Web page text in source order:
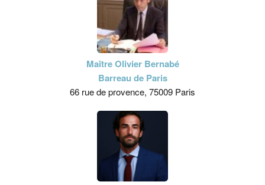
Maître Olivier Bernabé
Barreau de Paris
66 rue de provence, 75009 Paris